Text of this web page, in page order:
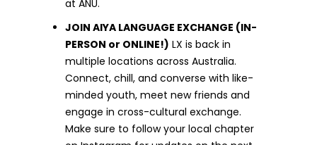
at ANU.
JOIN AIYA LANGUAGE EXCHANGE (IN-
PERSON or ONLINE!) LX is back in
multiple locations across Australia.
Connect, chill, and converse with like-
minded youth, meet new friends and
engage in cross-cultural exchange.
Make sure to follow your local chapter